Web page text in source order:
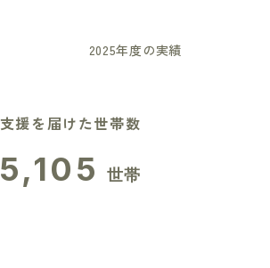
2025年度の実績
支援を届けた世帯数
5,105 世帯